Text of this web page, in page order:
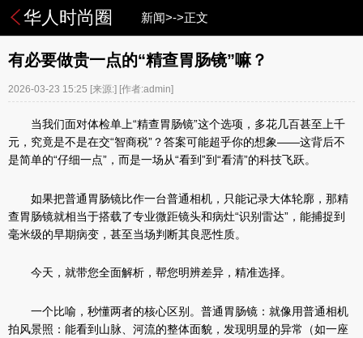
华人时尚圈 新闻>->正文
有必要做贵一点的“精查胃肠镜”嘛？
2026-03-23 15:25 [来源:] [作者:admin]
当我们面对体检单上“精查胃肠镜”这个选项，多花几百甚至上千
元，究竟是不是在交“智商税”？答案可能超乎你的想象——这背后不
是简单的“仔细一点”，而是一场从“看到”到“看清”的科技飞跃。
如果把普通胃肠镜比作一台普通相机，只能记录大体轮廓，那精
查胃肠镜就相当于搭载了专业微距镜头和病灶“识别雷达”，能捕捉到
毫米级的早期病变，甚至当场判断其良恶性质。
今天，就带您全面解析，帮您明辨差异，精准选择。
一个比喻，秒懂两者的核心区别。普通胃肠镜：就像用普通相机
拍风景照：能看到山脉、河流的整体面貌，发现明显的异常（如一座